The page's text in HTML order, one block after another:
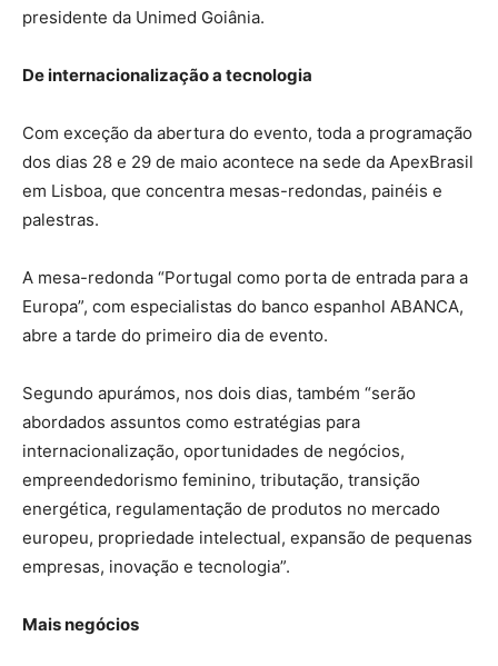
presidente da Unimed Goiânia.
De internacionalização a tecnologia
Com exceção da abertura do evento, toda a programação
dos dias 28 e 29 de maio acontece na sede da ApexBrasil
em Lisboa, que concentra mesas-redondas, painéis e
palestras.
A mesa-redonda “Portugal como porta de entrada para a
Europa”, com especialistas do banco espanhol ABANCA,
abre a tarde do primeiro dia de evento.
Segundo apurámos, nos dois dias, também “serão
abordados assuntos como estratégias para
internacionalização, oportunidades de negócios,
empreendedorismo feminino, tributação, transição
energética, regulamentação de produtos no mercado
europeu, propriedade intelectual, expansão de pequenas
empresas, inovação e tecnologia”.
Mais negócios